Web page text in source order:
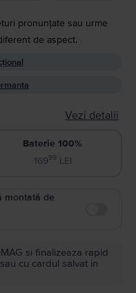
pronunțate sau urme
de aspect.
Vezi detalii
Baterie 100%
16999LEI
montată de
si finalizeaza rapid
cu cardul salvat in